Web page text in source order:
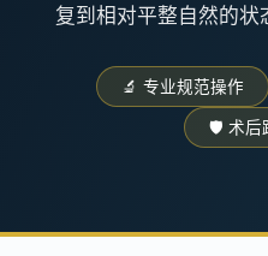
复到相对平整自然的状
🔬 专业规范操作
🛡️ 术后